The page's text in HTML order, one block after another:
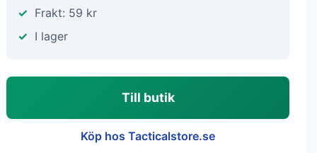
Frakt: 59 kr
I lager
Till butik
Köp hos Tacticalstore.se